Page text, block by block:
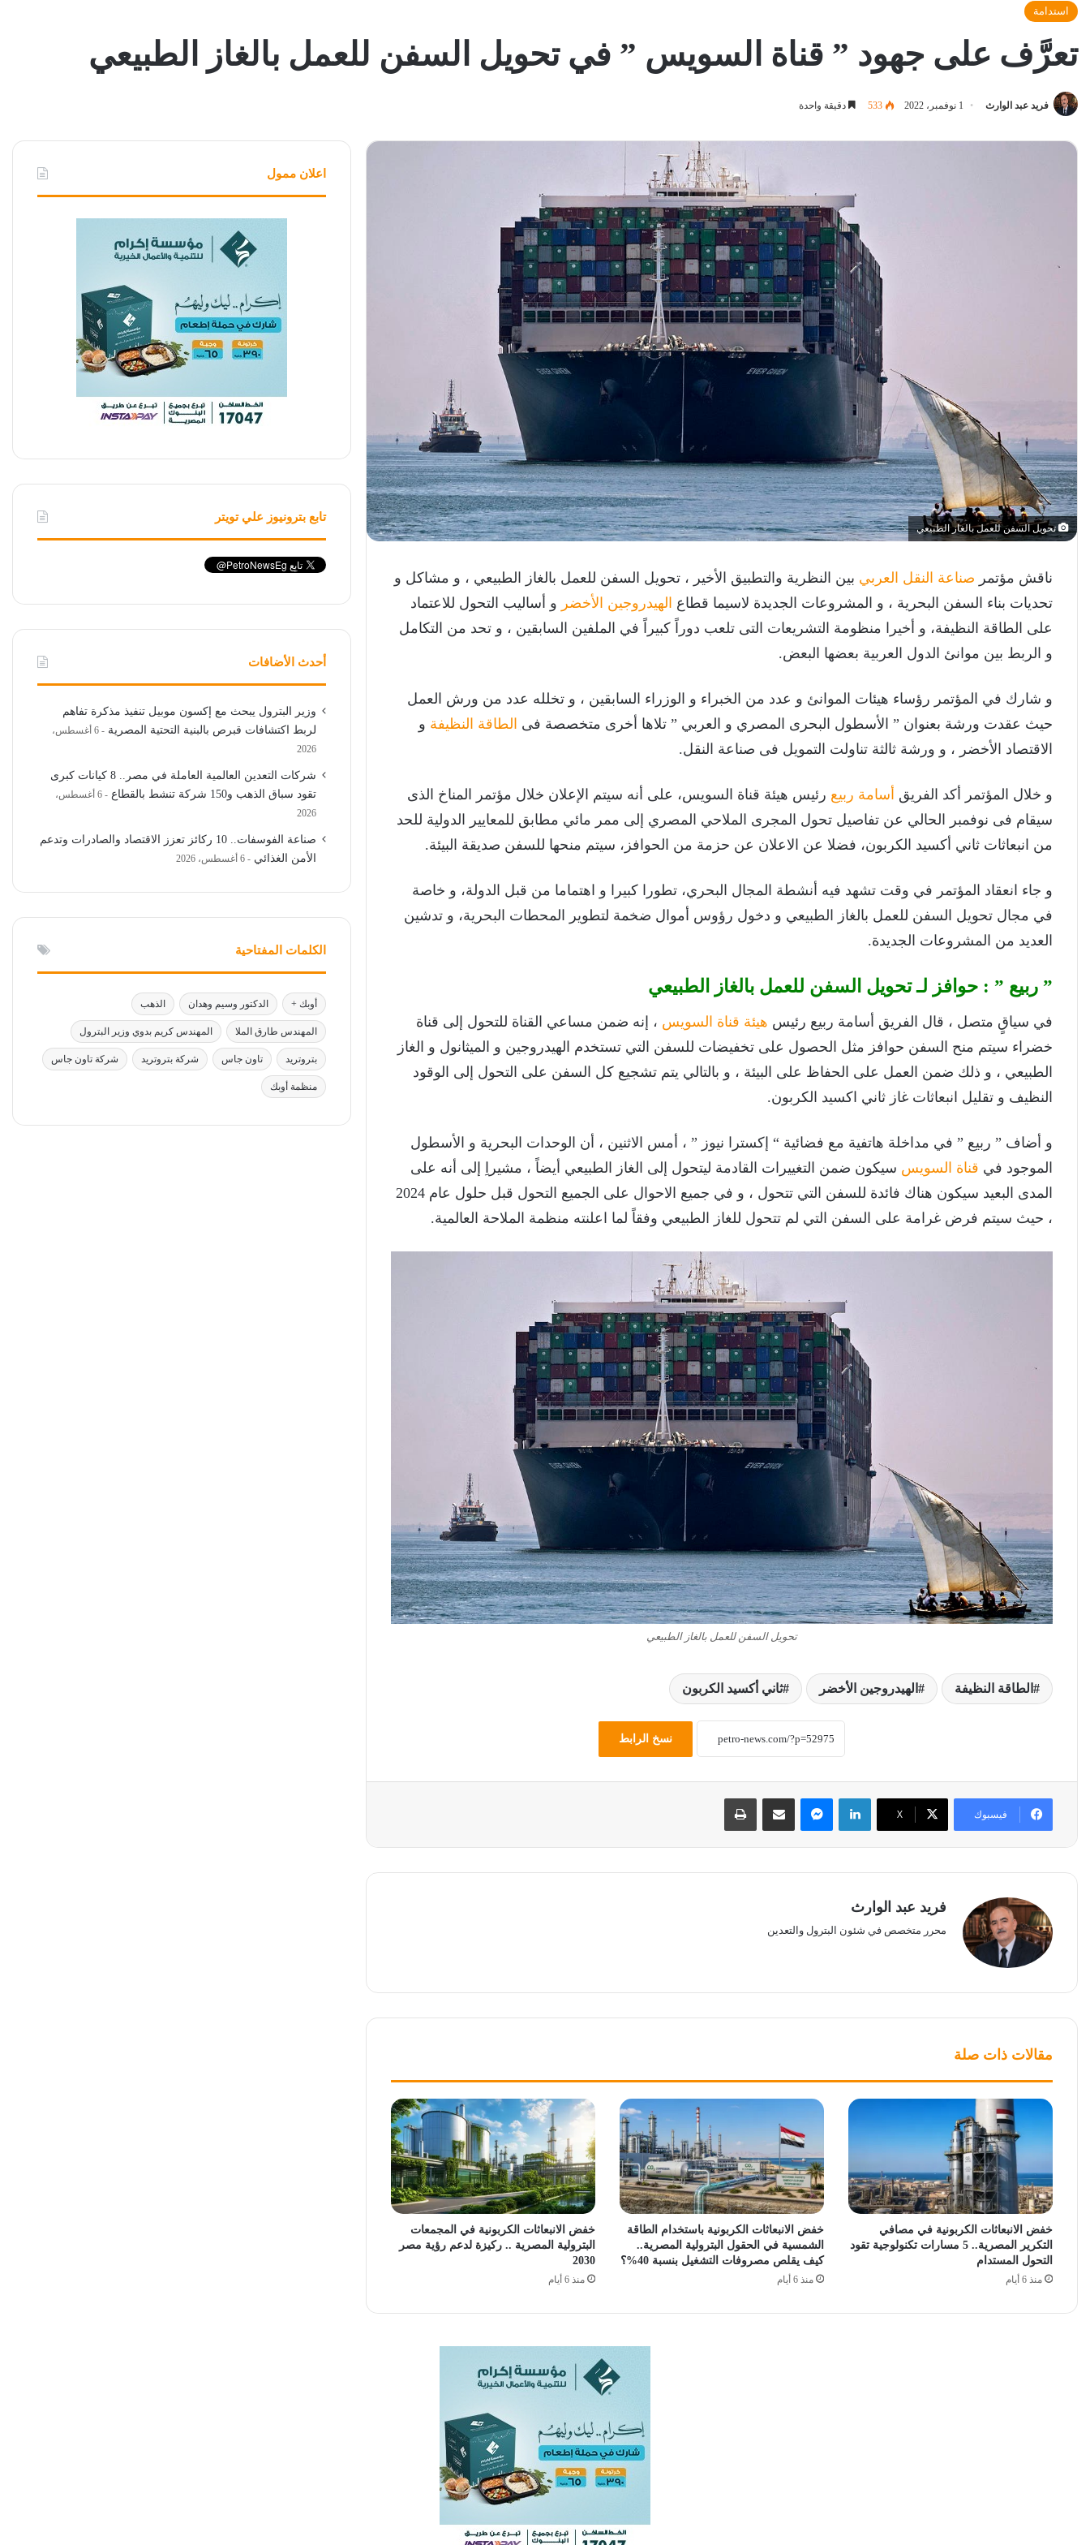
استدامة
تعرَّف على جهود ” قناة السويس ” في تحويل السفن للعمل بالغاز الطبيعي
فريد عبد الوارث 1 نوفمبر، 2022 533 دقيقة واحدة
تحويل السفن للعمل بالغاز الطبيعي
ناقش مؤتمر صناعة النقل العربي بين النظرية والتطبيق الأخير ، تحويل السفن للعمل بالغاز الطبيعي ، و مشاكل و
تحديات بناء السفن البحرية ، و المشروعات الجديدة لاسيما قطاع الهيدروجين الأخضر و أساليب التحول للاعتماد
على الطاقة النظيفة، و أخيرا منظومة التشريعات التى تلعب دوراً كبيراً في الملفين السابقين ، و تحد من التكامل
و الربط بين موانئ الدول العربية بعضها البعض.
و شارك في المؤتمر رؤساء هيئات الموانئ و عدد من الخبراء و الوزراء السابقين ، و تخلله عدد من ورش العمل
حيث عقدت ورشة بعنوان ” الأسطول البحرى المصري و العربي ” تلاها أخرى متخصصة فى الطاقة النظيفة و
الاقتصاد الأخضر ، و ورشة ثالثة تناولت التمويل فى صناعة النقل.
و خلال المؤتمر أكد الفريق أسامة ربيع رئيس هيئة قناة السويس، على أنه سيتم الإعلان خلال مؤتمر المناخ الذى
سيقام فى نوفمبر الحالي عن تفاصيل تحول المجرى الملاحي المصري إلى ممر مائي مطابق للمعايير الدولية للحد
من انبعاثات ثاني أكسيد الكربون، فضلا عن الاعلان عن حزمة من الحوافز، سيتم منحها للسفن صديقة البيئة.
و جاء انعقاد المؤتمر في وقت تشهد فيه أنشطة المجال البحري، تطورا كبيرا و اهتماما من قبل الدولة، و خاصة
في مجال تحويل السفن للعمل بالغاز الطبيعي و دخول رؤوس أموال ضخمة لتطوير المحطات البحرية، و تدشين
العديد من المشروعات الجديدة.
” ربيع ” : حوافز لـ تحويل السفن للعمل بالغاز الطبيعي
في سياقٍ متصل ، قال الفريق أسامة ربيع رئيس هيئة قناة السويس ، إنه ضمن مساعي القناة للتحول إلى قناة
خضراء سيتم منح السفن حوافز مثل الحصول على تخفيضات للسفن التي تستخدم الهيدروجين و الميثانول و الغاز
الطبيعي ، و ذلك ضمن العمل على الحفاظ على البيئة ، و بالتالي يتم تشجيع كل السفن على التحول إلى الوقود
النظيف و تقليل انبعاثات غاز ثاني اكسيد الكربون.
و أضاف ” ربيع ” في مداخلة هاتفية مع فضائية “ إكسترا نيوز ” ، أمس الاثنين ، أن الوحدات البحرية و الأسطول
الموجود في قناة السويس سيكون ضمن التغييرات القادمة ليتحول إلى الغاز الطبيعي أيضاً ، مشيراِ إلى أنه على
المدى البعيد سيكون هناك فائدة للسفن التي تتحول ، و في جميع الاحوال على الجميع التحول قبل حلول عام 2024
، حيث سيتم فرض غرامة على السفن التي لم تتحول للغاز الطبيعي وفقاً لما اعلنته منظمة الملاحة العالمية.
تحويل السفن للعمل بالغاز الطبيعي
الطاقة النظيفة الهيدروجين الأخضر ثاني أكسيد الكربون
نسخ الرابط
فيسبوك ‫X
لينكدإن ماسنجر مشاركة عبر البريد طباعة
فريد عبد الوارث
محرر متخصص في شئون البترول والتعدين
مقالات ذات صلة
خفض الانبعاثات الكربونية في مصافي
التكرير المصرية.. 5 مسارات تكنولوجية تقود
التحول المستدام
منذ 6 أيام
خفض الانبعاثات الكربونية باستخدام الطاقة
الشمسية في الحقول البترولية المصرية..
كيف يقلص مصروفات التشغيل بنسبة 40%؟
منذ 6 أيام
خفض الانبعاثات الكربونية في المجمعات
البترولية المصرية .. ركيزة لدعم رؤية مصر
2030
منذ 6 أيام
اعلان ممول
تابع بترونيوز علي تويتر
أحدث الأضافات
وزير البترول يبحث مع إكسون موبيل تنفيذ مذكرة تفاهم
لربط اكتشافات قبرص بالبنية التحتية المصرية
6 أغسطس،
2026
شركات التعدين العالمية العاملة في مصر.. 8 كيانات كبرى
تقود سباق الذهب و150 شركة تنشط بالقطاع
6 أغسطس،
2026
صناعة الفوسفات.. 10 ركائز تعزز الاقتصاد والصادرات وتدعم
الأمن الغذائي
6 أغسطس، 2026
الكلمات المفتاحية
أوبك + الدكتور وسيم وهدان الذهب
المهندس طارق الملا المهندس كريم بدوي وزير البترول
بتروتريد تاون جاس شركة بتروتريد شركة تاون جاس
منظمة أوبك